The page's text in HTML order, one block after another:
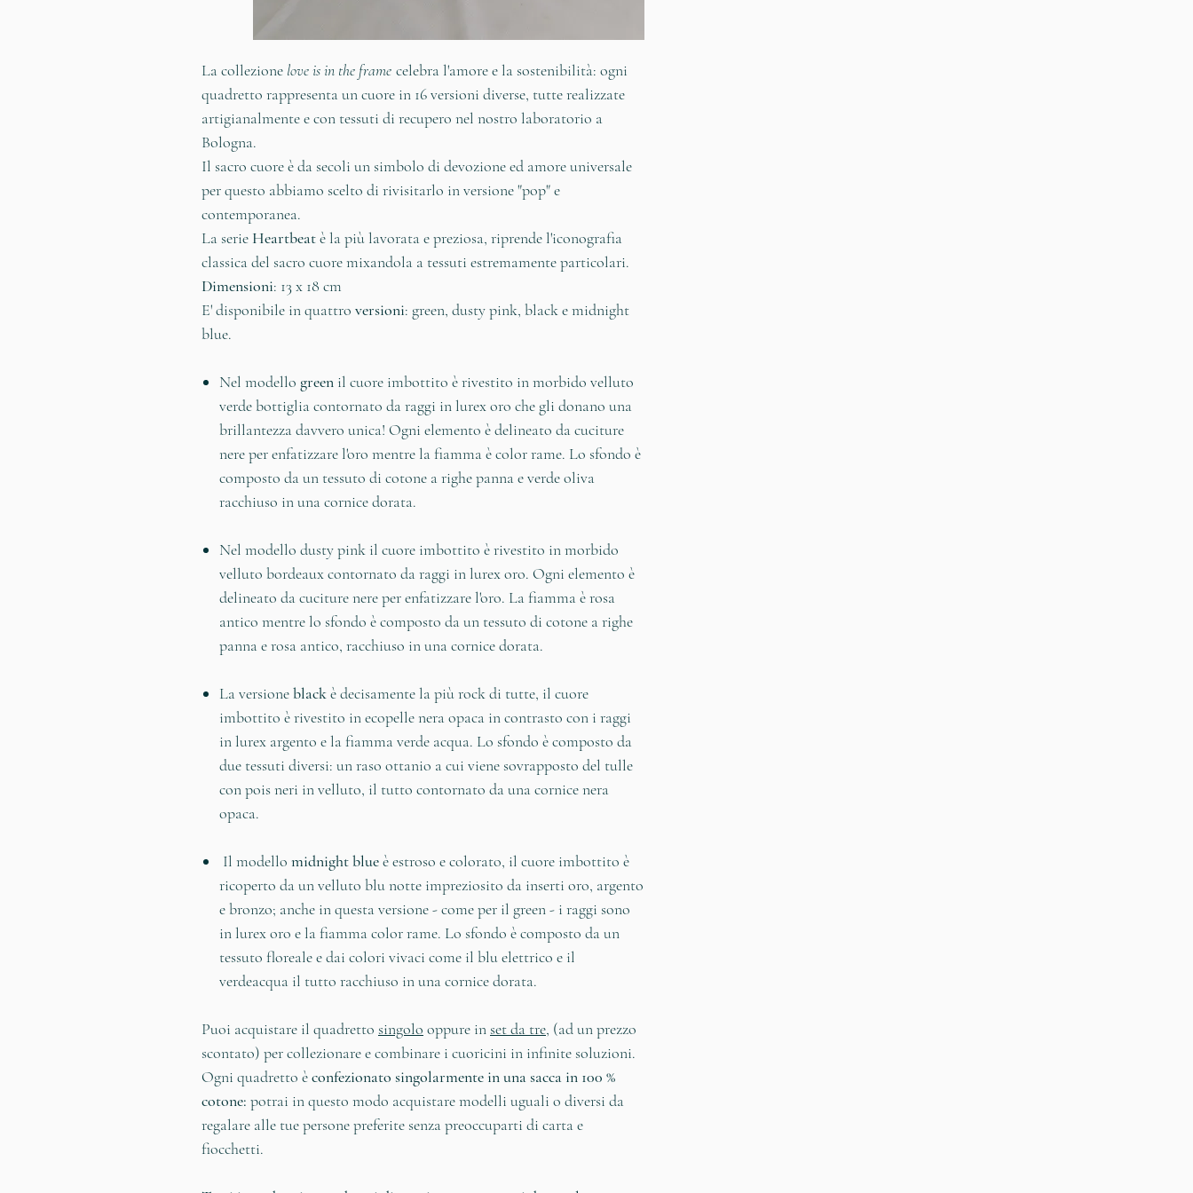
La collezione love is in the frame celebra l'amore e la sostenibilità: ogni
quadretto rappresenta un cuore in 16 versioni diverse, tutte realizzate
artigianalmente e con tessuti di recupero nel nostro laboratorio a
Bologna.
Il sacro cuore è da secoli un simbolo di devozione ed amore universale
per questo abbiamo scelto di rivisitarlo in versione "pop" e
contemporanea.
La serie Heartbeatè la più lavorata e preziosa, riprende l'iconografia
classica del sacro cuore mixandola a tessuti estremamente particolari.
Dimensioni: 13 x 18 cm
E' disponibile in quattro versioni: green, dusty pink, black e midnight
blue.
Nel modello green il cuore imbottito è rivestito in morbido velluto
verde bottiglia contornato da raggi in lurex oro che gli donano una
brillantezza davvero unica! Ogni elemento è delineato da cuciture
nere per enfatizzare l'oro mentre la fiamma è color rame. Lo sfondo è
composto da un tessuto di cotone a righe panna e verde oliva
racchiuso in una cornice dorata.
Nel modello dusty pink il cuore imbottito è rivestito in morbido
velluto bordeaux contornato da raggi in lurex oro. Ogni elemento è
delineato da cuciture nere per enfatizzare l'oro. La fiamma è rosa
antico mentre lo sfondo è composto da un tessuto di cotone a righe
panna e rosa antico, racchiuso in una cornice dorata.
La versioneblackè decisamente la più rock di tutte, il cuore
imbottito è rivestito in ecopelle nera opaca in contrasto con i raggi
in lurex argento e la fiamma verde acqua. Lo sfondo è composto da
due tessuti diversi: un raso ottanio a cui viene sovrapposto del tulle
con pois neri in velluto, il tutto contornato da una cornice nera
opaca.
Il modello midnight blueè estroso e colorato, il cuore imbottito è
ricoperto da un velluto blu notte impreziosito da inserti oro, argento
e bronzo; anche in questa versione - come per il green - i raggi sono
in lurex oro e la fiamma color rame. Lo sfondo è composto da un
tessuto floreale e dai colori vivaci come il blu elettrico e il
verdeacqua il tutto racchiuso in una cornice dorata.
Puoi acquistare il quadretto singolo oppure inset da tre, (ad un prezzo
scontato) per collezionare e combinare i cuoricini in infinite soluzioni.
Ogni quadretto èconfezionato singolarmente in una sacca in 100 %
cotone: potrai in questo modo acquistare modelli uguali o diversi da
regalare alle tue persone preferite senza preoccuparti di carta e
fiocchetti.